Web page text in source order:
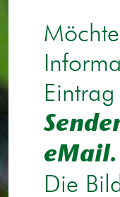
eMail.
Die